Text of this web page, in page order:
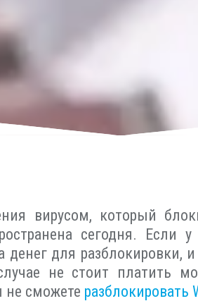
вирусом, который
сегодня.
денег для разблокировки,
не стоит платить
не сможете разблокировать